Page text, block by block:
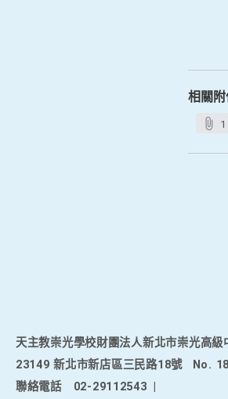
相關
天主教崇光學校財團法人新北市崇光高級
23149 新北市新店區三民路18號
No.
聯絡電話
02-29112543